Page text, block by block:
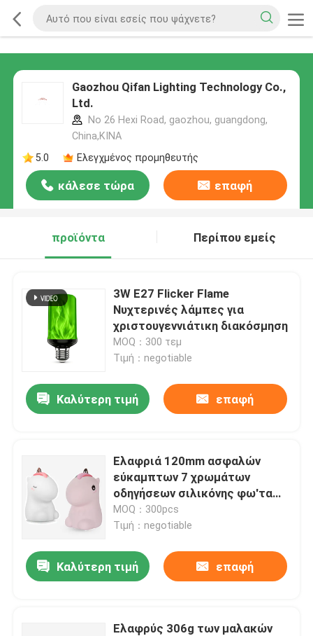
Gaozhou Qifan Lighting Technology Co.,
Ltd.
No 26 Hexi Road, gaozhou, guangdong,
China,ΚΙΝΑ
5.0
Ελεγχμένος προμηθευτής
κάλεσε τώρα επαφή
προϊόντα Περίπου εμείς
3W E27 Flicker Flame
Νυχτερινές λάμπες για
χριστουγεννιάτικη διακόσμηση
MOQ：300 τεμ
Τιμή：negotiable
Καλύτερη τιμή επαφή
Ελαφριά 120mm ασφαλών
εύκαμπτων 7 χρωμάτων
οδηγήσεων σιλικόνης φω'τα
νύχτας παιδιών νύχτας
MOQ：300pcs
Τιμή：negotiable
Καλύτερη τιμή επαφή
Ελαφρύς 306g των μαλακών